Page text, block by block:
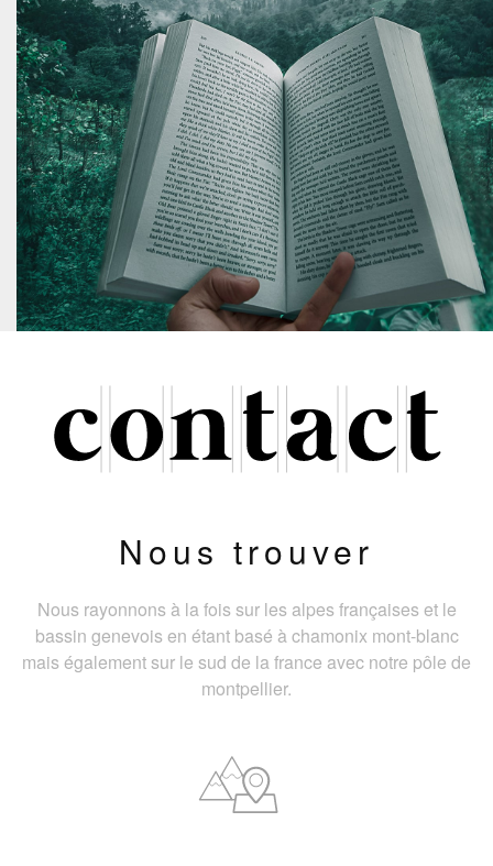
Nous trouver
Nous rayonnons à la fois sur les alpes françaises et le
bassin genevois en étant basé à chamonix mont-blanc
mais également sur le sud de la france avec notre pôle de
montpellier.